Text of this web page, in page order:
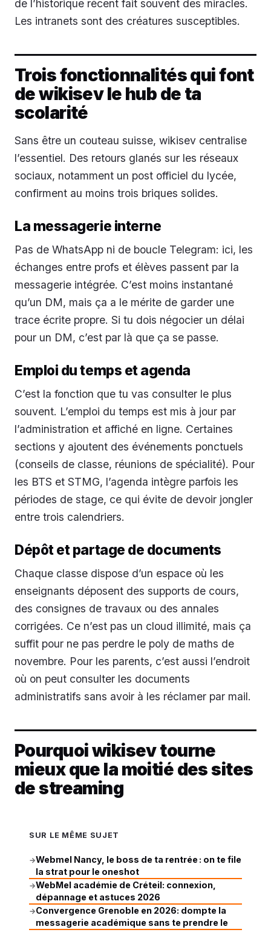
de l’historique récent fait souvent des miracles.
Les intranets sont des créatures susceptibles.
Trois fonctionnalités qui font
de wikisev le hub de ta
scolarité
Sans être un couteau suisse, wikisev centralise
l’essentiel. Des retours glanés sur les réseaux
sociaux, notamment un post officiel du lycée,
confirment au moins trois briques solides.
La messagerie interne
Pas de WhatsApp ni de boucle Telegram: ici, les
échanges entre profs et élèves passent par la
messagerie intégrée. C’est moins instantané
qu’un DM, mais ça a le mérite de garder une
trace écrite propre. Si tu dois négocier un délai
pour un DM, c’est par là que ça se passe.
Emploi du temps et agenda
C’est la fonction que tu vas consulter le plus
souvent. L’emploi du temps est mis à jour par
l’administration et affiché en ligne. Certaines
sections y ajoutent des événements ponctuels
(conseils de classe, réunions de spécialité). Pour
les BTS et STMG, l’agenda intègre parfois les
périodes de stage, ce qui évite de devoir jongler
entre trois calendriers.
Dépôt et partage de documents
Chaque classe dispose d’un espace où les
enseignants déposent des supports de cours,
des consignes de travaux ou des annales
corrigées. Ce n’est pas un cloud illimité, mais ça
suffit pour ne pas perdre le poly de maths de
novembre. Pour les parents, c’est aussi l’endroit
où on peut consulter les documents
administratifs sans avoir à les réclamer par mail.
Pourquoi wikisev tourne
mieux que la moitié des sites
de streaming
SUR LE MÊME SUJET
→Webmel Nancy, le boss de ta rentrée : on te file
la strat pour le oneshot
→WebMel académie de Créteil: connexion,
dépannage et astuces 2026
→Convergence Grenoble en 2026: dompte la
messagerie académique sans te prendre le